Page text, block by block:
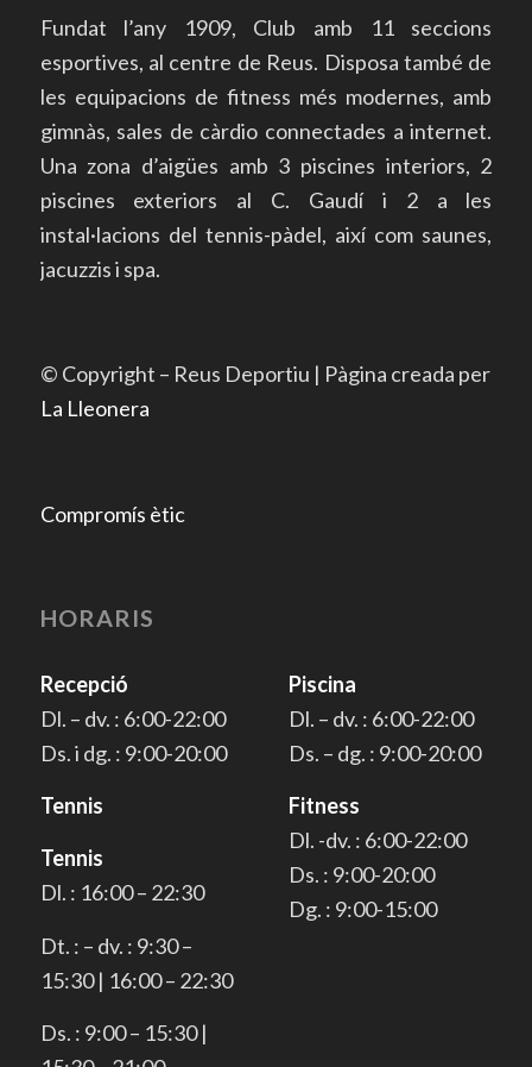
Fundat l’any 1909, Club amb 11 seccions
esportives, al centre de Reus. Disposa també de
les equipacions de fitness més modernes, amb
gimnàs, sales de càrdio connectades a internet.
Una zona d’aigües amb 3 piscines interiors, 2
piscines exteriors al C. Gaudí i 2 a les
instal·lacions del tennis-pàdel, així com saunes,
jacuzzis i spa.
© Copyright – Reus Deportiu | Pàgina creada per
La Lleonera
Compromís ètic
HORARIS
Recepció
Dl. – dv. : 6:00-22:00
Ds. i dg. : 9:00-20:00
Tennis
Tennis
Dl. : 16:00 – 22:30
Dt. : – dv. : 9:30 –
15:30 | 16:00 – 22:30
Ds. : 9:00 – 15:30 |
Piscina
Dl. – dv. : 6:00-22:00
Ds. – dg. : 9:00-20:00
Fitness
Dl. -dv. : 6:00-22:00
Ds. : 9:00-20:00
Dg. : 9:00-15:00